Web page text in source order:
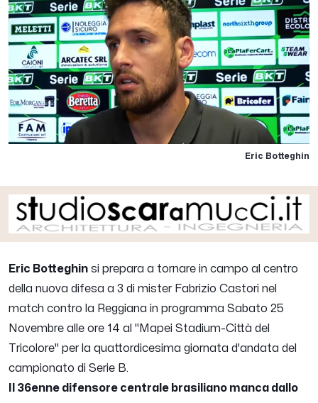
Eric Botteghin
Eric Botteghin si prepara a tornare in campo al centro
della nuova difesa a 3 di mister Fabrizio Castori nel
match contro la Reggiana in programma Sabato 25
Novembre alle ore 14 al "Mapei Stadium-Città del
Tricolore" per la quattordicesima giornata d'andata del
campionato di Serie B.
Il 36enne difensore centrale brasiliano manca dallo